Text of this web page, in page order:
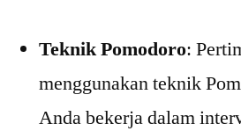
Teknik Pomodoro:
menggunakan teknik
Anda bekerja dalam